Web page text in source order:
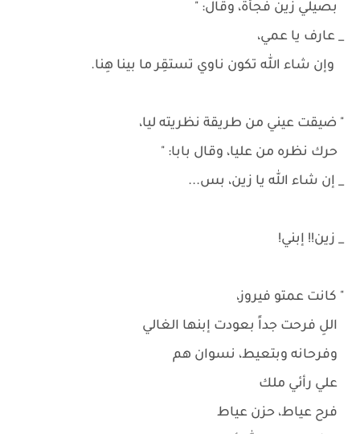
بصيلي زين فجأة، وقال: "
_ عارف يا عمي،
وإن شاء الله تكون ناوي تستقِر ما بينا هِنا.
" ضيقت عيني من طريقة نظريته ليا،
حرك نظره من عليا، وقال بابا: "
_ إن شاء الله يا زين، بس...
_ زين!! إبني!
" كانت عمتو فيروز،
اللِ فرحت جداً بعودت إبنها الغالي
وفرحانه وبتعيط، نسوان هم
علي رأئي ملك
فرح عياط، حزن عياط